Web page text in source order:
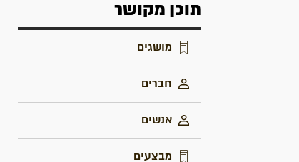
תוכן מקושר
מושגים
חברים
אנשים
מבצעים